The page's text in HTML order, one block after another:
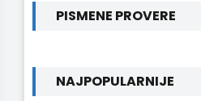
PISMENE PROVERE
NAJPOPULARNIJE